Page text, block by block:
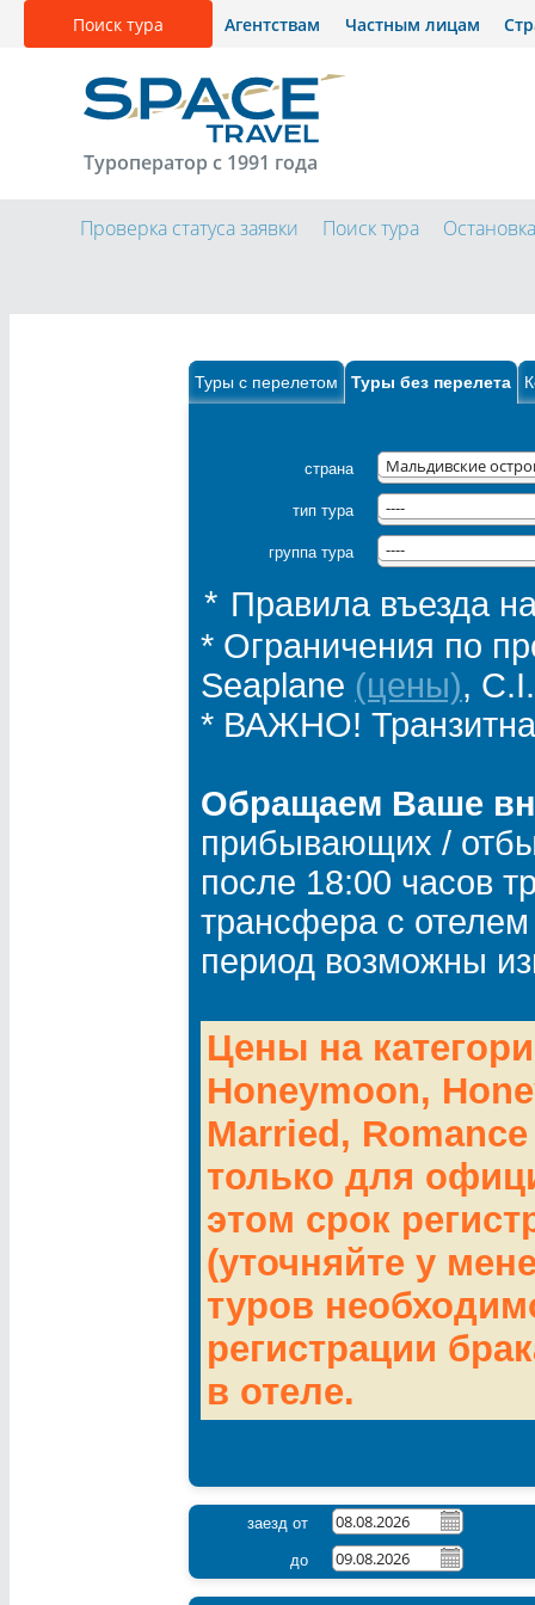
Поиск тура Агентствам Частным лицам
Туроператор с 1991 года
Проверка статуса заявки Поиск тура
Туры с перелетом Туры без перелета
страна Мальдивские
тип тура ----
группа тура ----
* Правила въезда
* Ограничения по
Seaplane (цены),
* ВАЖНО!
Обращаем Ваше
прибывающих /
после 18:00 часов
трансфера с
период возможны
Цены на
Honeymoon,
Married,
только для
этом срок
(уточняйте у
туров
регистрации
в отеле.
заезд от
до